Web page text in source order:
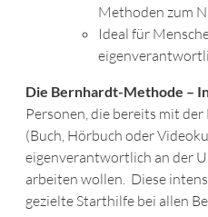
Methoden zum
Ideal für
Die Bernhardt-Methode –
Personen, die bereits mit
(Buch, Hörbuch oder
eigenverantwortlich an der
arbeiten wollen. Diese
gezielte Starthilfe bei allen